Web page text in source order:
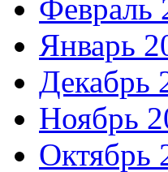
Февраль
Январь
Декабрь
Ноябрь
Октябрь